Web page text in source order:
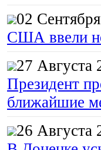
02
США ввели
27 Августа
Президент
ближайшие
26 Августа